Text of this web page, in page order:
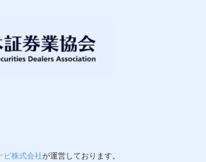
ビ株式会社が運営しております。